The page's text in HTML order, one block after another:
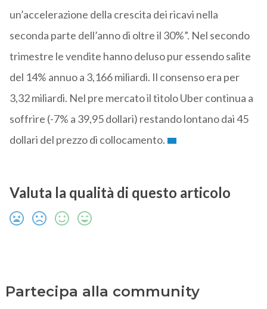
un’accelerazione della crescita dei ricavi nella
seconda parte dell’anno di oltre il 30%”. Nel secondo
trimestre le vendite hanno deluso pur essendo salite
del 14% annuo a 3,166 miliardi. Il consenso era per
3,32 miliardi. Nel pre mercato il titolo Uber continua a
soffrire (-7% a 39,95 dollari) restando lontano dai 45
dollari del prezzo di collocamento.
Valuta la qualità di questo articolo
Partecipa alla community